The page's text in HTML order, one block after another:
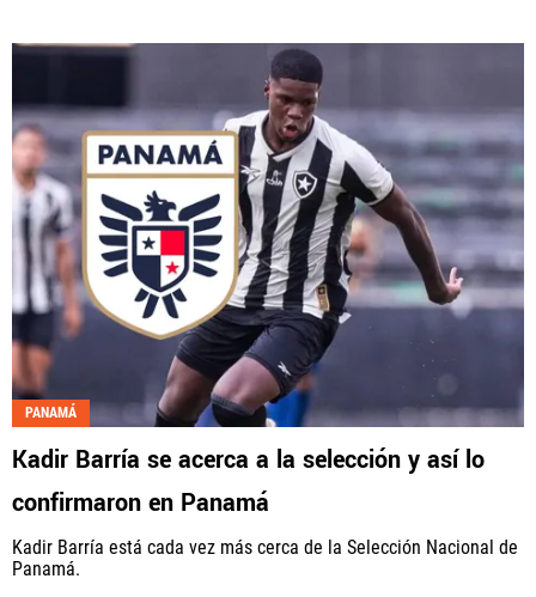
PANAMÁ
Kadir Barría se acerca a la selección y así lo
confirmaron en Panamá
Kadir Barría está cada vez más cerca de la Selección Nacional de
Panamá.